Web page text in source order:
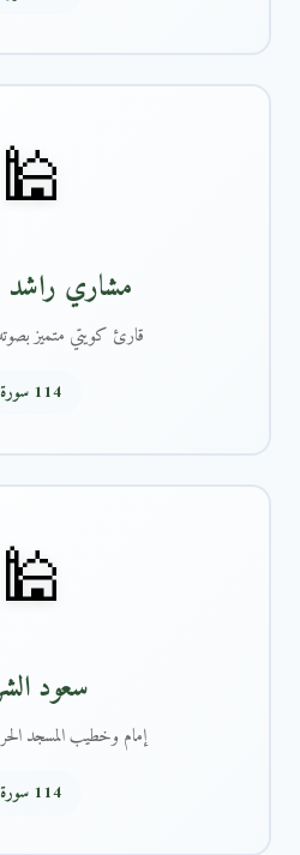
🕌
مشاري راشد
قارئ كويتي متميز
114 سورة
🕌
سعود
إمام وخطيب المسجد
114 سورة